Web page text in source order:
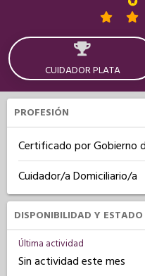
CUIDADOR PLATA
PROFESIÓN
Certificado por Gobierno
Cuidador/a Domiciliario/a
DISPONIBILIDAD Y ESTADO
Última actividad
Sin actividad este mes